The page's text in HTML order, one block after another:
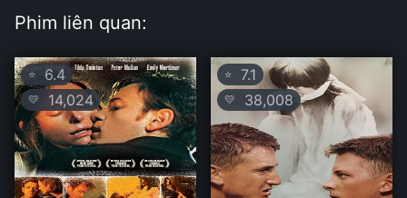
Phim liên quan:
⭐ 6.4
💛 14,024
⭐ 7.1
💛 38,008